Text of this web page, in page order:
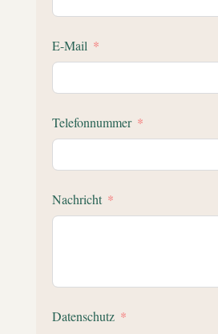
E-Mail
Telefonnummer
Nachricht
Datenschutz